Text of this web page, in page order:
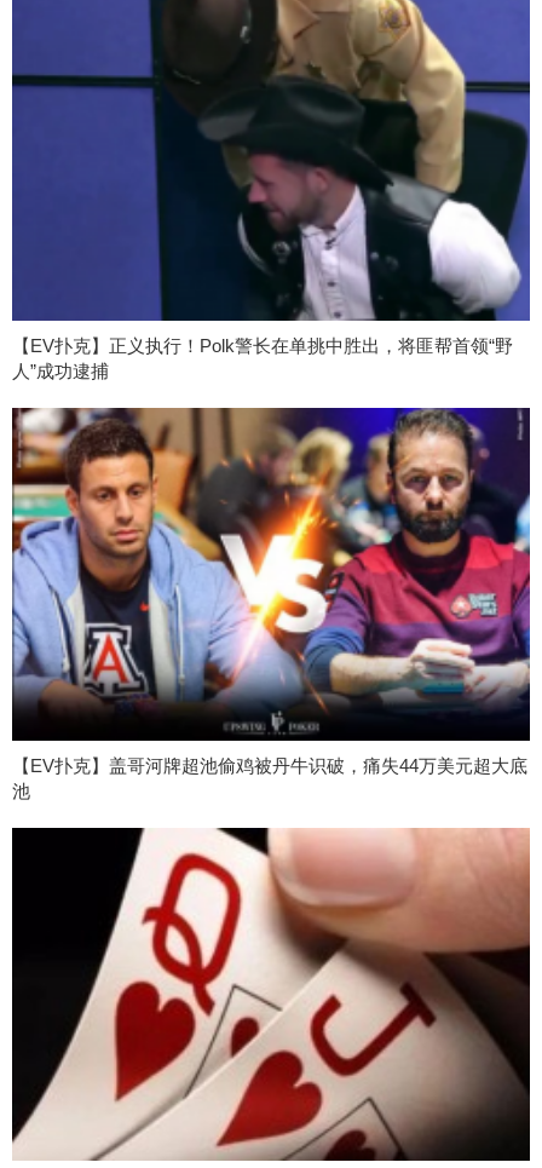
【EV扑克】正义执行！Polk警长在单挑中胜出，将匪帮首领“野
人”成功逮捕
【EV扑克】盖哥河牌超池偷鸡被丹牛识破，痛失44万美元超大底
池